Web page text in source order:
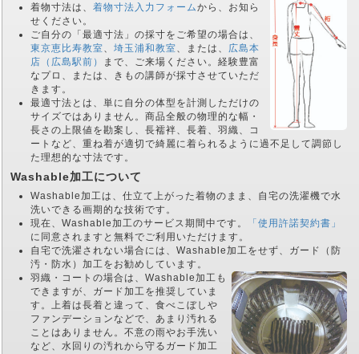
着物寸法は、 着物寸法入力フォームから、お知ら
せください。
ご自分の「最適寸法」の採寸をご希望の場合は、
東京恵比寿教室、 埼玉浦和教室、または、 広島本
店（広島駅前）
まで、ご来場ください。経験豊富
なプロ、または、きもの講師が採寸させていただ
きます。
最適寸法とは、単に自分の体型を計測しただけの
サイズではありません。商品全般の物理的な幅・
長さの上限値を勘案し、長襦袢、長着、羽織、コ
ートなど、重ね着が適切で綺麗に着られるように過不足して調節し
た理想的な寸法です。
Washable加工について
Washable加工は、仕立て上がった着物のまま、自宅の洗濯機で水
洗いできる画期的な技術です。
現在、Washable加工のサービス期間中です。
「使用許諾契約書」
に同意されますと無料でご利用いただけます。
自宅で洗濯されない場合には、Washable加工をせず、ガード（防
汚・防水）加工をお勧めしています。
羽織・コートの場合は、Washable加工も
できますが、ガード加工を推奨していま
す。上着は長着と違って、食べこぼしや
ファンデーションなどで、あまり汚れる
ことはありません。不意の雨やお手洗い
など、水回りの汚れから守るガード加工